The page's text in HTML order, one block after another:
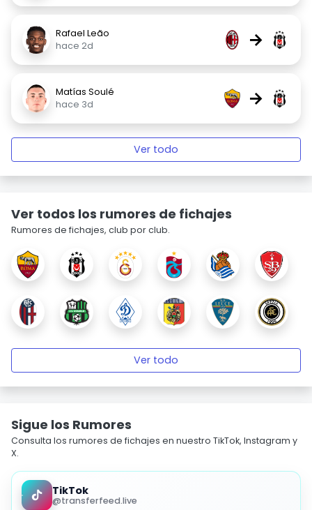
Rafael Leão
hace 2d
→
Matías Soulé
hace 3d
→
Ver todo
Ver todos los rumores de fichajes
Rumores de fichajes, club por club.
Ver todo
Sigue los Rumores
Consulta los rumores de fichajes en nuestro TikTok, Instagram y
X.
TikTok
@transferfeed.live